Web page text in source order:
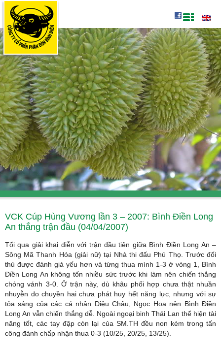
VCK Cúp Hùng Vương lần 3 – 2007: Bình Điền Long
An thắng trận đầu (04/04/2007)
Tối qua giải khai diễn với trận đầu tiên giữa Bình Điền Long An –
Sông Mã Thanh Hóa (giải nữ) tại Nhà thi đấu Phú Thọ. Trước đối
thủ được đánh giá yếu hơn và từng thua mình 1-3 ở vòng 1, Bình
Điền Long An không tốn nhiều sức trước khi làm nên chiến thắng
chóng vánh 3-0. Ở trận này, dù khâu phối hợp chưa thật nhuần
nhuyễn do chuyền hai chưa phát huy hết năng lực, nhưng với sự
tỏa sáng của các cá nhân Diệu Châu, Ngọc Hoa nên Bình Điền
Long An vẫn chiến thắng dễ. Ngoài ngoại binh Thái Lan thể hiện tài
năng tốt, các tay đập còn lại của SM.TH đều non kém trong tấn
công đành chấp nhận thua 0-3 (10/25, 20/25, 13/25).